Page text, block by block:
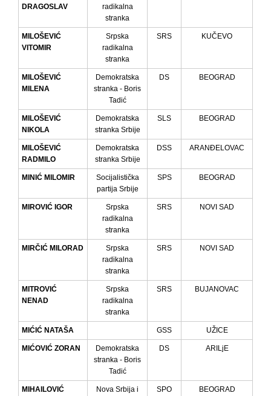
DRAGOSLAV
radikalna
stranka
MILOŠEVIĆ
VITOMIR
Srpska
radikalna
stranka
SRS KUČEVO
MILOŠEVIĆ
MILENA
Demokratska
stranka - Boris
Tadić
DS BEOGRAD
MILOŠEVIĆ
NIKOLA
Demokratska
stranka Srbije
SLS BEOGRAD
MILOŠEVIĆ
RADMILO
Demokratska
stranka Srbije
DSS ARANĐELOVAC
MINIĆ MILOMIR
Socijalistička
partija Srbije
SPS BEOGRAD
MIROVIĆ IGOR
Srpska
radikalna
stranka
SRS NOVI SAD
MIRČIĆ MILORAD
Srpska
radikalna
stranka
SRS NOVI SAD
MITROVIĆ
NENAD
Srpska
radikalna
stranka
SRS BUJANOVAC
MIĆIĆ NATAŠA GSS UŽICE
MIĆOVIĆ ZORAN
Demokratska
stranka - Boris
Tadić
DS ARILjE
MIHAILOVIĆ
Nova Srbija i
SPO BEOGRAD